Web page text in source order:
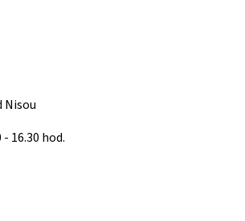
Nisou
16.30 hod.